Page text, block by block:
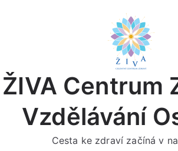
ŽIVA Centrum
Vzdělávání
Cesta ke zdraví začíná v